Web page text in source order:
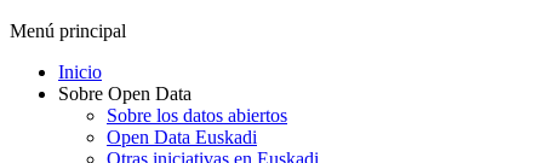
Menú principal
Inicio
Sobre Open Data
Sobre los datos abiertos
Open Data Euskadi
Otras iniciativas en Euskadi